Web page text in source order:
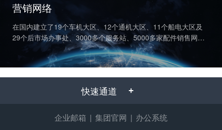
营销网络
在国内建立了19个车机大区、12个通机大区、11个船电大区及
29个后市场办事处、3000多个服务站、5000多家配件销售网
点；在海外设立13个办事处、224家服务代理商、460个服务网
点，实现全球联保。
快速通道
企业邮箱 | 集团官网 | 办公系统